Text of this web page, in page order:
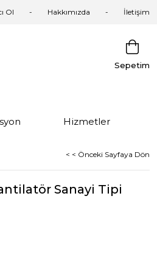
Ol Hakkımızda İletişim
Sepetim
Hizmetler
< < Önceki Sayfaya Dön
Sanayi Tipi